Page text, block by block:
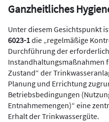
Ganzheitliches
Unter diesem Gesichtspunkt
6023-1die „regelmäßige
Durchführung der
Instandhaltungsmaßnahmen
Zustand“ der
Planung und Errichtung
Betriebsbedingungen
Entnahmemengen)“ eine
Erhalt der Trinkwassergüte.